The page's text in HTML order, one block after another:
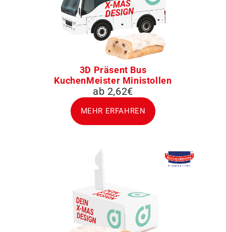
3D Präsent Bus
KuchenMeister Ministollen
ab 2,62€
MEHR ERFAHREN